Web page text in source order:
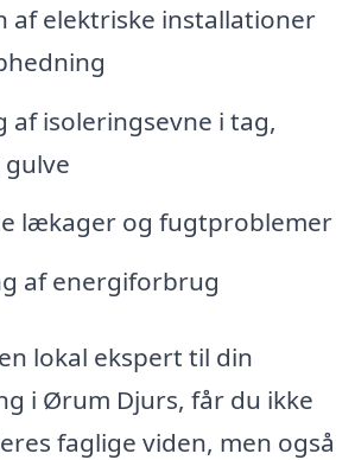
af elektriske installationer
af isoleringsevne i tag,
lækager og fugtproblemer
af energiforbrug
lokal ekspert til din
i Ørum Djurs, får du ikke
faglige viden, men også